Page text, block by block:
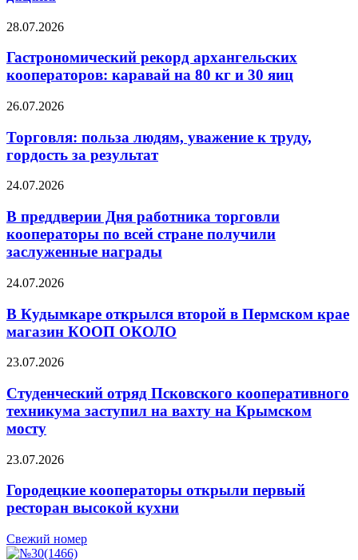
28.07.2026
Гастрономический рекорд архангельских
кооператоров: каравай на 80 кг и 30 яиц
26.07.2026
Торговля: польза людям, уважение к труду,
гордость за результат
24.07.2026
В преддверии Дня работника торговли
кооператоры по всей стране получили
заслуженные награды
24.07.2026
В Кудымкаре открылся второй в Пермском крае
магазин КООП ОКОЛО
23.07.2026
Студенческий отряд Псковского кооперативного
техникума заступил на вахту на Крымском
мосту
23.07.2026
Городецкие кооператоры открыли первый
ресторан высокой кухни
Свежий номер